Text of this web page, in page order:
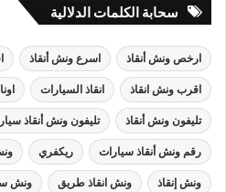
سحابة الكلمات الدلالية
ارخص ونش أنقاذ اسرع ونش أنقاذ
اقرب ونش انقاذ انقاذ السيارات
تليفون ونش أنقاذ تليفون ونش أنقاذ
رقم ونش أنقاذ سيارات ريكفري
ونش إنقاذ ونش انقاذ طريق ونش